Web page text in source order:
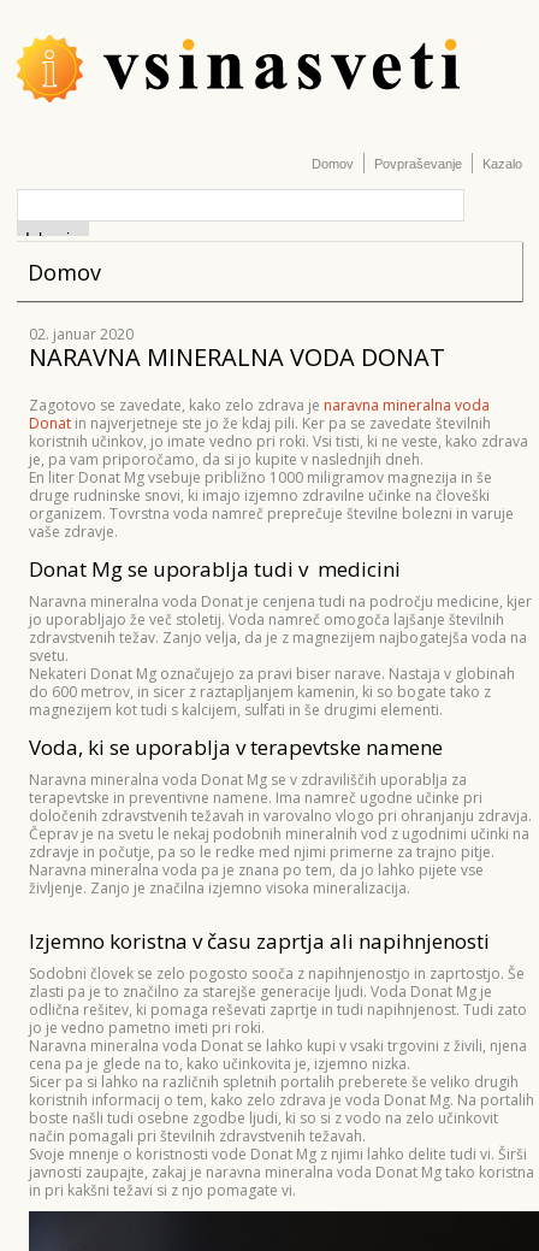
Domov Povpraševanje Kazalo
Domov
02. januar 2020
NARAVNA MINERALNA VODA DONAT
Zagotovo se zavedate, kako zelo zdrava je naravna mineralna voda
Donat in najverjetneje ste jo že kdaj pili. Ker pa se zavedate številnih
koristnih učinkov, jo imate vedno pri roki. Vsi tisti, ki ne veste, kako zdrava
je, pa vam priporočamo, da si jo kupite v naslednjih dneh.
En liter Donat Mg vsebuje približno 1000 miligramov magnezija in še
druge rudninske snovi, ki imajo izjemno zdravilne učinke na človeški
organizem. Tovrstna voda namreč preprečuje številne bolezni in varuje
vaše zdravje.
Donat Mg se uporablja tudi v medicini
Naravna mineralna voda Donat je cenjena tudi na področju medicine, kjer
jo uporabljajo že več stoletij. Voda namreč omogoča lajšanje številnih
zdravstvenih težav. Zanjo velja, da je z magnezijem najbogatejša voda na
svetu.
Nekateri Donat Mg označujejo za pravi biser narave. Nastaja v globinah
do 600 metrov, in sicer z raztapljanjem kamenin, ki so bogate tako z
magnezijem kot tudi s kalcijem, sulfati in še drugimi elementi.
Voda, ki se uporablja v terapevtske namene
Naravna mineralna voda Donat Mg se v zdraviliščih uporablja za
terapevtske in preventivne namene. Ima namreč ugodne učinke pri
določenih zdravstvenih težavah in varovalno vlogo pri ohranjanju zdravja.
Čeprav je na svetu le nekaj podobnih mineralnih vod z ugodnimi učinki na
zdravje in počutje, pa so le redke med njimi primerne za trajno pitje.
Naravna mineralna voda pa je znana po tem, da jo lahko pijete vse
življenje. Zanjo je značilna izjemno visoka mineralizacija.
Izjemno koristna v času zaprtja ali napihnjenosti
Sodobni človek se zelo pogosto sooča z napihnjenostjo in zaprtostjo. Še
zlasti pa je to značilno za starejše generacije ljudi. Voda Donat Mg je
odlična rešitev, ki pomaga reševati zaprtje in tudi napihnjenost. Tudi zato
jo je vedno pametno imeti pri roki.
Naravna mineralna voda Donat se lahko kupi v vsaki trgovini z živili, njena
cena pa je glede na to, kako učinkovita je, izjemno nizka.
Sicer pa si lahko na različnih spletnih portalih preberete še veliko drugih
koristnih informacij o tem, kako zelo zdrava je voda Donat Mg. Na portalih
boste našli tudi osebne zgodbe ljudi, ki so si z vodo na zelo učinkovit
način pomagali pri številnih zdravstvenih težavah.
Svoje mnenje o koristnosti vode Donat Mg z njimi lahko delite tudi vi. Širši
javnosti zaupajte, zakaj je naravna mineralna voda Donat Mg tako koristna
in pri kakšni težavi si z njo pomagate vi.